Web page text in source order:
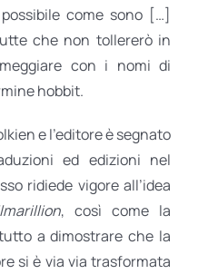
come sono […]
che non tollererò in
con i nomi di
hobbit.
e l’editore è segnato
ed edizioni nel
ridiede vigore all’idea
, così come la
a dimostrare che la
si è via via trasformata